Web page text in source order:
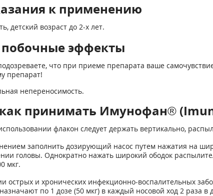
к применению
детский возраст до 2-х лет.
эффекты
что при приеме препарата ваше
препарат!
непереносимость.
принимать Имунофан®
флакон следует держать вертикально,
заполнить дозирующий насос путем нажатия на
головы. Однократно нажать широкий ободок
мкг.
острых и хронических инфекционно­-воспалительных
по 1 дозе (50 мкг) в каждый носовой ход 2 раза